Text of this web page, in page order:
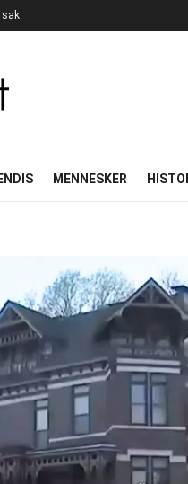
sak
MENNESKER